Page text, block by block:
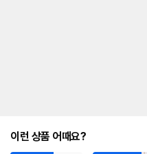
이런 상품 어때요?